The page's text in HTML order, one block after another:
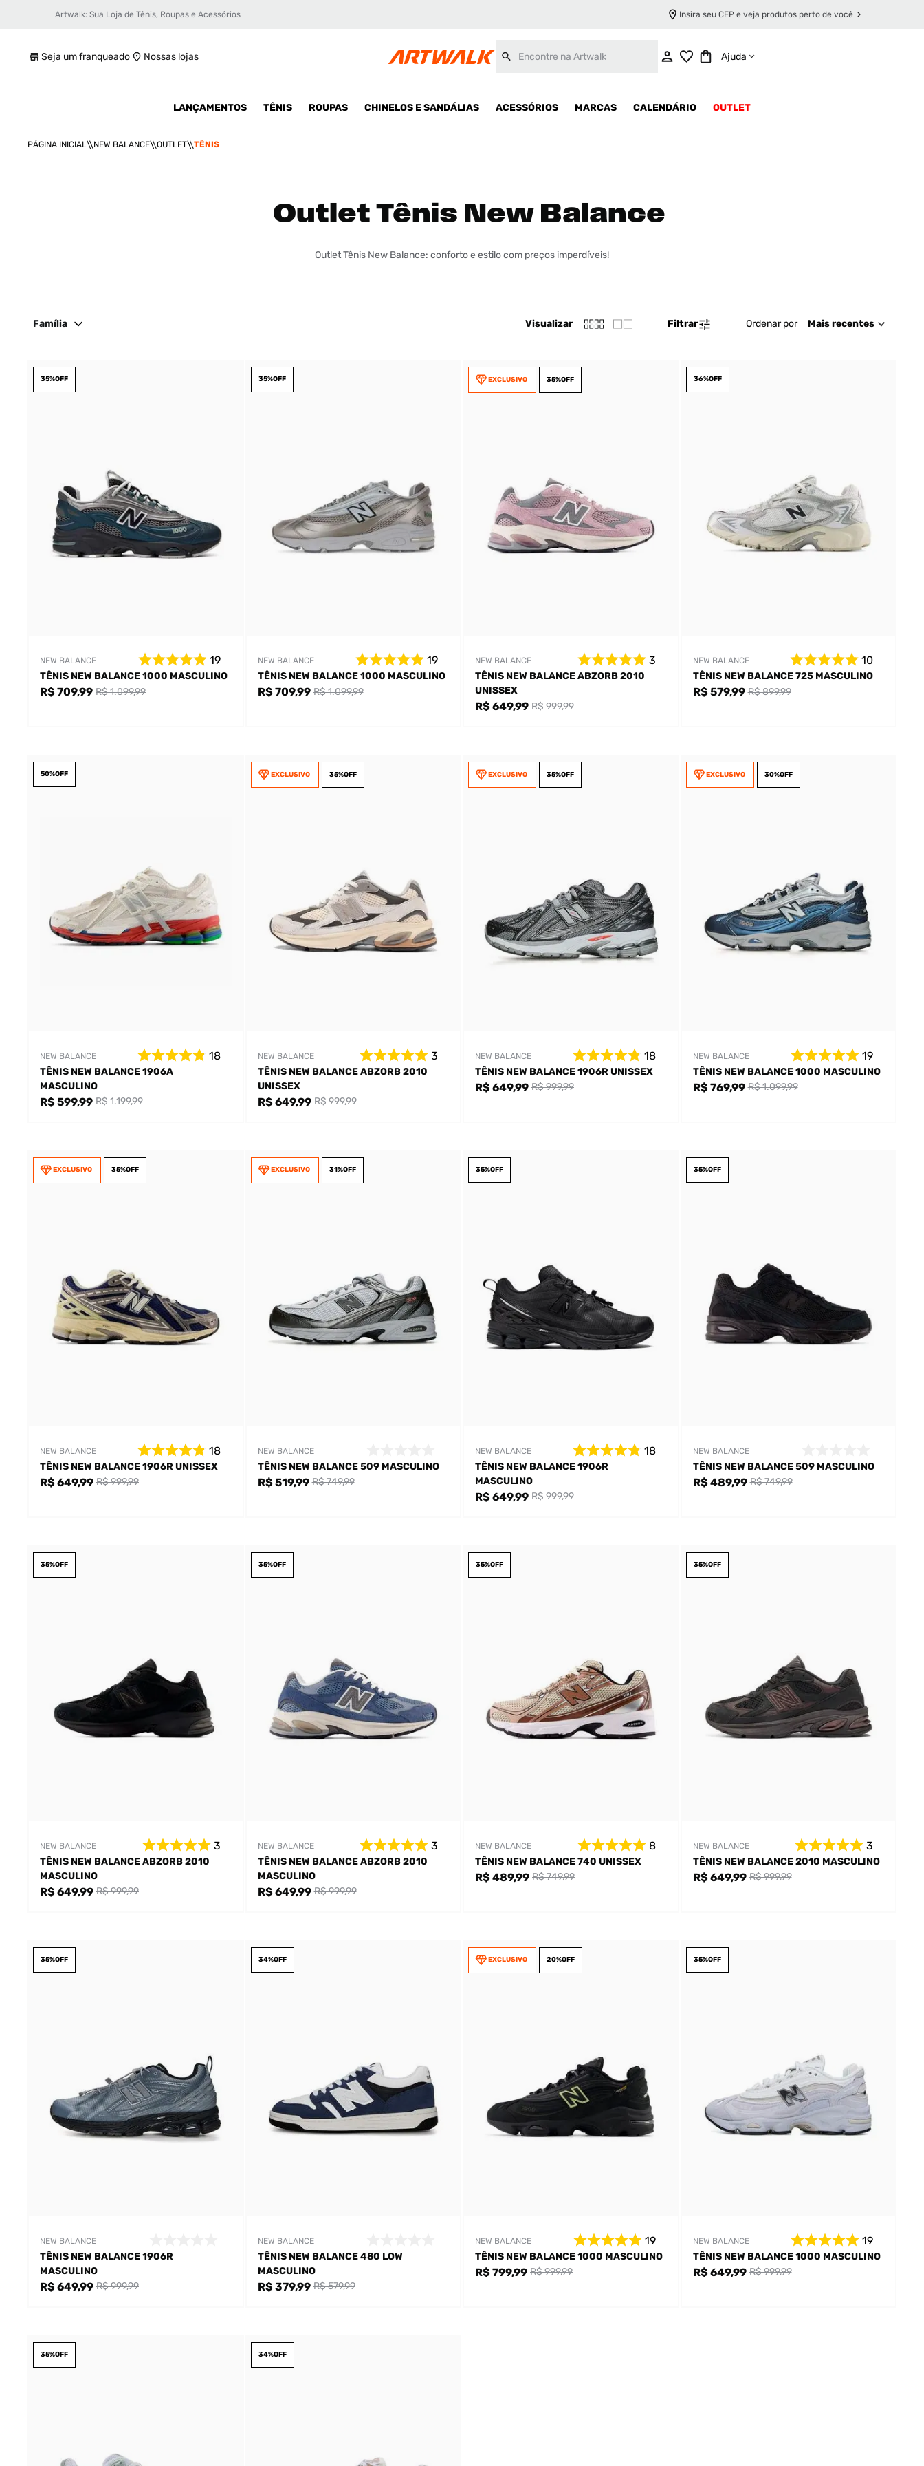
Artwalk: Sua Loja de Tênis, Roupas e Acessórios Insira seu CEP e veja produtos perto de você
Bem-Vindo à artwalk
Seja um franqueado Nossas lojas Ajuda
LANÇAMENTOS TÊNIS ROUPAS CHINELOS E SANDÁLIAS ACESSÓRIOS MARCAS CALENDÁRIO OUTLET
NEW BALANCE OUTLET TÊNIS
Outlet Tênis New Balance
Outlet Tênis New Balance: conforto e estilo com preços imperdíveis!
Família Visualizar Filtrar Ordenar por Mais recentes
35%OFF
NEW BALANCE 19
TÊNIS NEW BALANCE 1000 MASCULINO
R$ 709,99 R$ 1.099,99
35%OFF
NEW BALANCE 19
TÊNIS NEW BALANCE 1000 MASCULINO
R$ 709,99 R$ 1.099,99
EXCLUSIVO 35%OFF
NEW BALANCE 3
TÊNIS NEW BALANCE ABZORB 2010
UNISSEX
R$ 649,99 R$ 999,99
36%OFF
NEW BALANCE 10
TÊNIS NEW BALANCE 725 MASCULINO
R$ 579,99 R$ 899,99
50%OFF
NEW BALANCE 18
TÊNIS NEW BALANCE 1906A
MASCULINO
R$ 599,99 R$ 1.199,99
EXCLUSIVO 35%OFF
NEW BALANCE 3
TÊNIS NEW BALANCE ABZORB 2010
UNISSEX
R$ 649,99 R$ 999,99
EXCLUSIVO 35%OFF
NEW BALANCE 18
TÊNIS NEW BALANCE 1906R UNISSEX
R$ 649,99 R$ 999,99
EXCLUSIVO 30%OFF
NEW BALANCE 19
TÊNIS NEW BALANCE 1000 MASCULINO
R$ 769,99 R$ 1.099,99
EXCLUSIVO 35%OFF
NEW BALANCE 18
TÊNIS NEW BALANCE 1906R UNISSEX
R$ 649,99 R$ 999,99
EXCLUSIVO 31%OFF
NEW BALANCE
TÊNIS NEW BALANCE 509 MASCULINO
R$ 519,99 R$ 749,99
35%OFF
NEW BALANCE 18
TÊNIS NEW BALANCE 1906R
MASCULINO
R$ 649,99 R$ 999,99
35%OFF
NEW BALANCE
TÊNIS NEW BALANCE 509 MASCULINO
R$ 489,99 R$ 749,99
35%OFF
NEW BALANCE 3
TÊNIS NEW BALANCE ABZORB 2010
MASCULINO
R$ 649,99 R$ 999,99
35%OFF
NEW BALANCE 3
TÊNIS NEW BALANCE ABZORB 2010
MASCULINO
R$ 649,99 R$ 999,99
35%OFF
NEW BALANCE 8
TÊNIS NEW BALANCE 740 UNISSEX
R$ 489,99 R$ 749,99
35%OFF
NEW BALANCE 3
TÊNIS NEW BALANCE 2010 MASCULINO
R$ 649,99 R$ 999,99
35%OFF
NEW BALANCE
TÊNIS NEW BALANCE 1906R
MASCULINO
R$ 649,99 R$ 999,99
34%OFF
NEW BALANCE
TÊNIS NEW BALANCE 480 LOW
MASCULINO
R$ 379,99 R$ 579,99
EXCLUSIVO 20%OFF
NEW BALANCE 19
TÊNIS NEW BALANCE 1000 MASCULINO
R$ 799,99 R$ 999,99
35%OFF
NEW BALANCE 19
TÊNIS NEW BALANCE 1000 MASCULINO
R$ 649,99 R$ 999,99
35%OFF 34%OFF